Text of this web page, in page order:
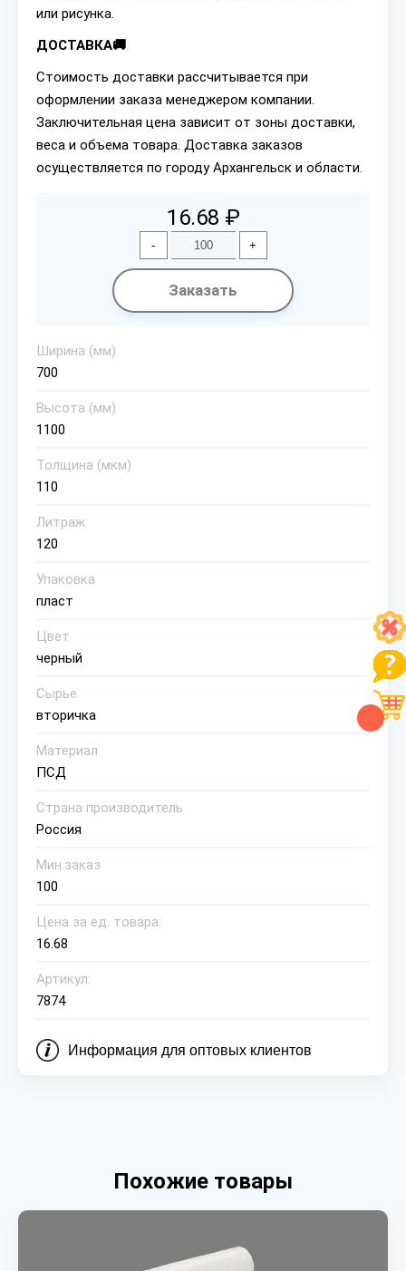
или рисунка.
ДОСТАВКА🚚
Стоимость доставки рассчитывается при
оформлении заказа менеджером компании.
Заключительная цена зависит от зоны доставки,
веса и объема товара. Доставка заказов
осуществляется по городу Архангельск и области.
16.68 ₽
- +
Заказать
Ширина (мм)
700
Высота (мм)
1100
Толщина (мкм)
110
Литраж
120
Упаковка
пласт
Цвет
черный
Сырье
вторичка
Материал
ПСД
Страна производитель
Россия
Мин.заказ
100
Цена за ед. товара:
16.68
Артикул:
7874
Информация для оптовых клиентов
Похожие товары